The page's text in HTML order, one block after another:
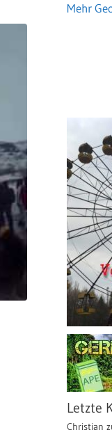
Mehr
Letzte
Christian